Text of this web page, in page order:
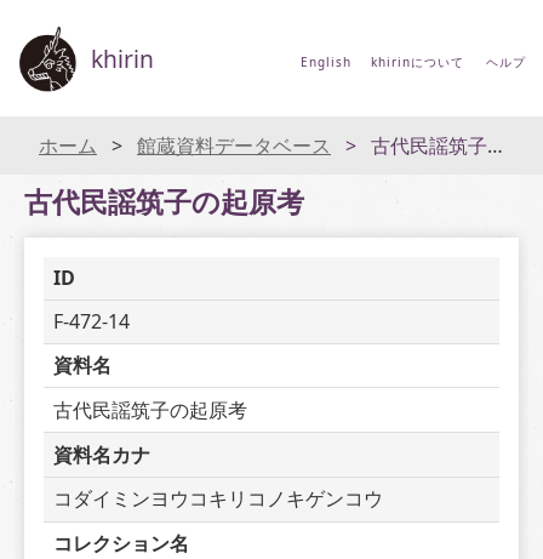
khirin English khirinについて ヘルプ
ホーム 館蔵資料データベース 古代民謡筑子の起原考
古代民謡筑子の起原考
ID
F-472-14
資料名
古代民謡筑子の起原考
資料名カナ
コダイミンヨウコキリコノキゲンコウ
コレクション名